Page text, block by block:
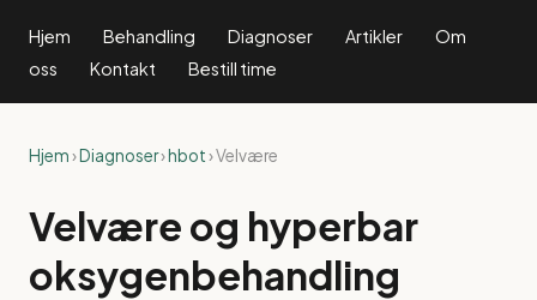
Hjem Behandling Diagnoser Artikler
Om
oss
Kontakt Bestill time
Hjem›Diagnoser›hbot› Velvære
Velvære og hyperbar
oksygenbehandling